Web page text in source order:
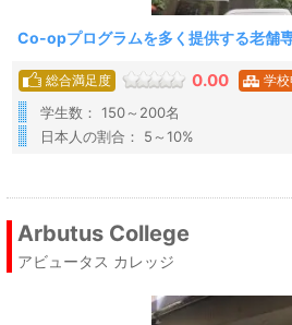
Co-opプログラムを多く提供する老舗
総合満足度 0.00 学
学生数： 150～200名
日本人の割合： 5～10%
Arbutus College
アビュータス カレッジ